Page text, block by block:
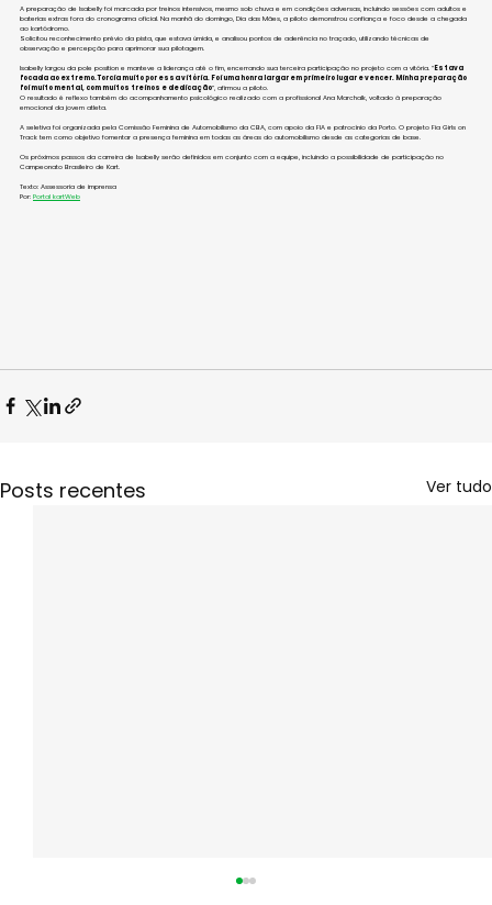
A preparação de Isabelly foi marcada por treinos intensivos, mesmo sob chuva e em condições adversas, incluindo sessões com adultos e
baterias extras fora do cronograma oficial. Na manhã do domingo, Dia das Mães, a piloto demonstrou confiança e foco desde a chegada
ao kartódromo.
Solicitou reconhecimento prévio da pista, que estava úmida, e analisou pontos de aderência no traçado, utilizando técnicas de
observação e percepção para aprimorar sua pilotagem.
Isabelly largou da pole position e manteve a liderança até o fim, encerrando sua terceira participação no projeto com a vitória. “Estava
focada ao extremo. Torcia muito por essa vitória. Foi uma honra largar em primeiro lugar e vencer. Minha preparação
foi muito mental, com muitos treinos e dedicação”, afirmou a piloto.
O resultado é reflexo também do acompanhamento psicológico realizado com a profissional Ana Marchalk, voltado à preparação
emocional da jovem atleta.
A seletiva foi organizada pela Comissão Feminina de Automobilismo da CBA, com apoio da FIA e patrocínio da Porto. O projeto Fia Girls on
Track tem como objetivo fomentar a presença feminina em todas as áreas do automobilismo desde as categorias de base.
Os próximos passos da carreira de Isabelly serão definidos em conjunto com a equipe, incluindo a possibilidade de participação no
Campeonato Brasileiro de Kart.
Texto: Assessoria de imprensa
Por: Portal kartWeb
Posts recentes Ver tudo